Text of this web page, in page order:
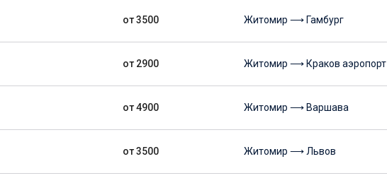
от 3500
от 2900
от 4900
от 3500
Житомир ⟶ Гамбург
Житомир ⟶ Краков аэропорт
Житомир ⟶ Варшава
Житомир ⟶ Львов